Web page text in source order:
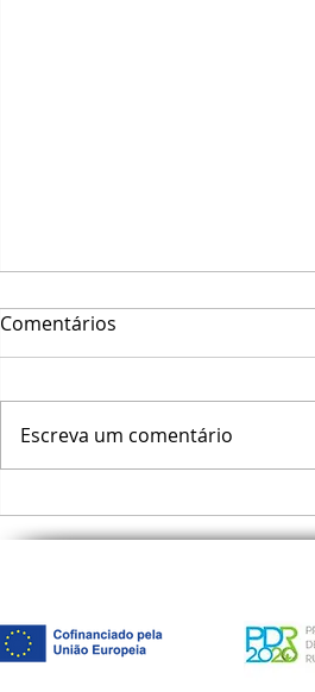
Vicentina Adere 2030 reuniu
Comentários
Escreva um comentário